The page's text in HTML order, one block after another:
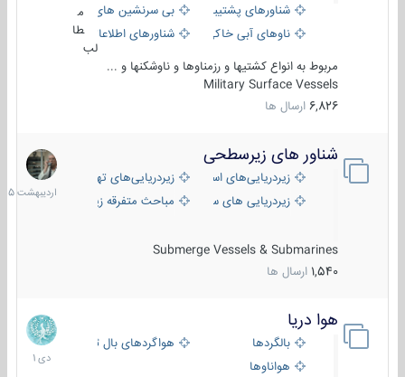
شناورهای پشتیبانی
بی سرنشین های دریایی
ناوهای آبی خاکی و نیروبرشناورهای اطلاعاتی و جاسوسی
طا
لب
مربوط به انواع کشتیها و رزمناوها و ناوشکنها و ...
Military Surface Vessels
6,826 ارسال ها
شناور های زیرسطحی
زیردریایی‌های استراتژیکزیردریایی‌های تهاجمی
زیردریایی های سبک
مباحث متفرقه زیرسطحی
Submerge Vessels & Submarines
1,540 ارسال ها
31
1405
هوا دریا
بالگردها
هواگردهای بال ثابت
هواناوها
12
دی
1401